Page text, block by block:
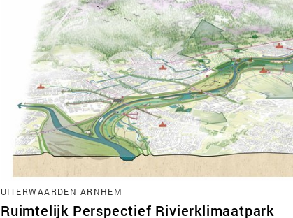
UITERWAARDEN ARNHEM
Ruimtelijk Perspectief Rivierklimaatpark